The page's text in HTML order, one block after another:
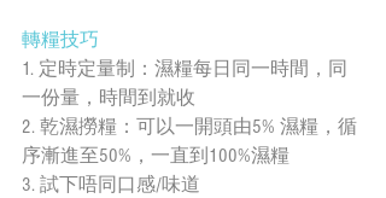
轉糧技巧
1. 定時定量制：濕糧每日同一時間，同
一份量，時間到就收
2. 乾濕撈糧：可以一開頭由5% 濕糧，循
序漸進至50%，一直到100%濕糧
3. 試下唔同口感/味道